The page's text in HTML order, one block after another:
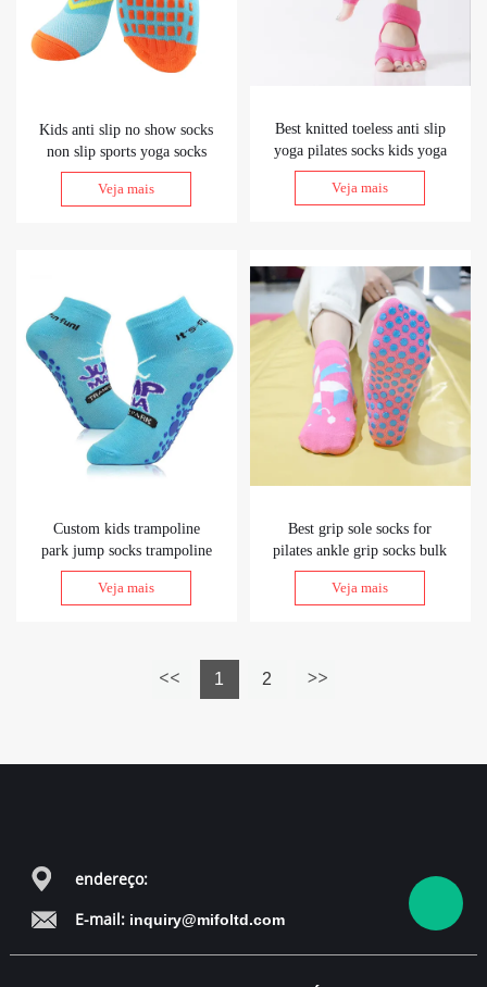
Kids anti slip no show socks
non slip sports yoga socks
trampoline jump socks
Veja mais
Best knitted toeless anti slip
yoga pilates socks kids yoga
socks grip socks
Veja mais
Custom kids trampoline
park jump socks trampoline
grip socks bulk
Veja mais
Best grip sole socks for
pilates ankle grip socks bulk
with grips on bottom
Veja mais
1 2
endereço:
E-mail: inquiry@mifoltd.com